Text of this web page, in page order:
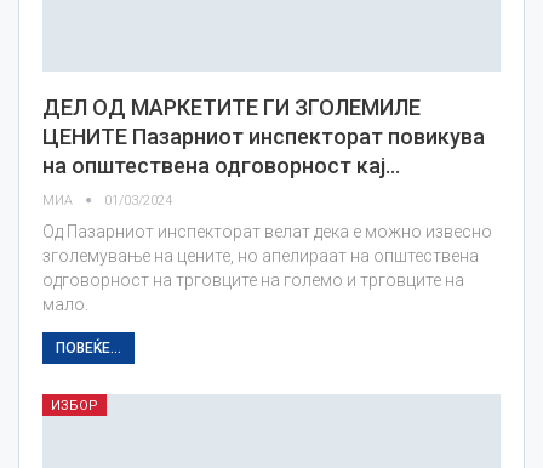
ДЕЛ ОД МАРКЕТИТЕ ГИ ЗГОЛЕМИЛЕ
ЦЕНИТЕ Пазарниот инспекторат повикува
на општествена одговорност кај…
МИА 01/03/2024
Од Пазарниот инспекторат велат дека е можно извесно
зголемување на цените, но апелираат на општествена
одговорност на трговците на големо и трговците на
мало.
ПОВЕЌЕ...
ИЗБОР